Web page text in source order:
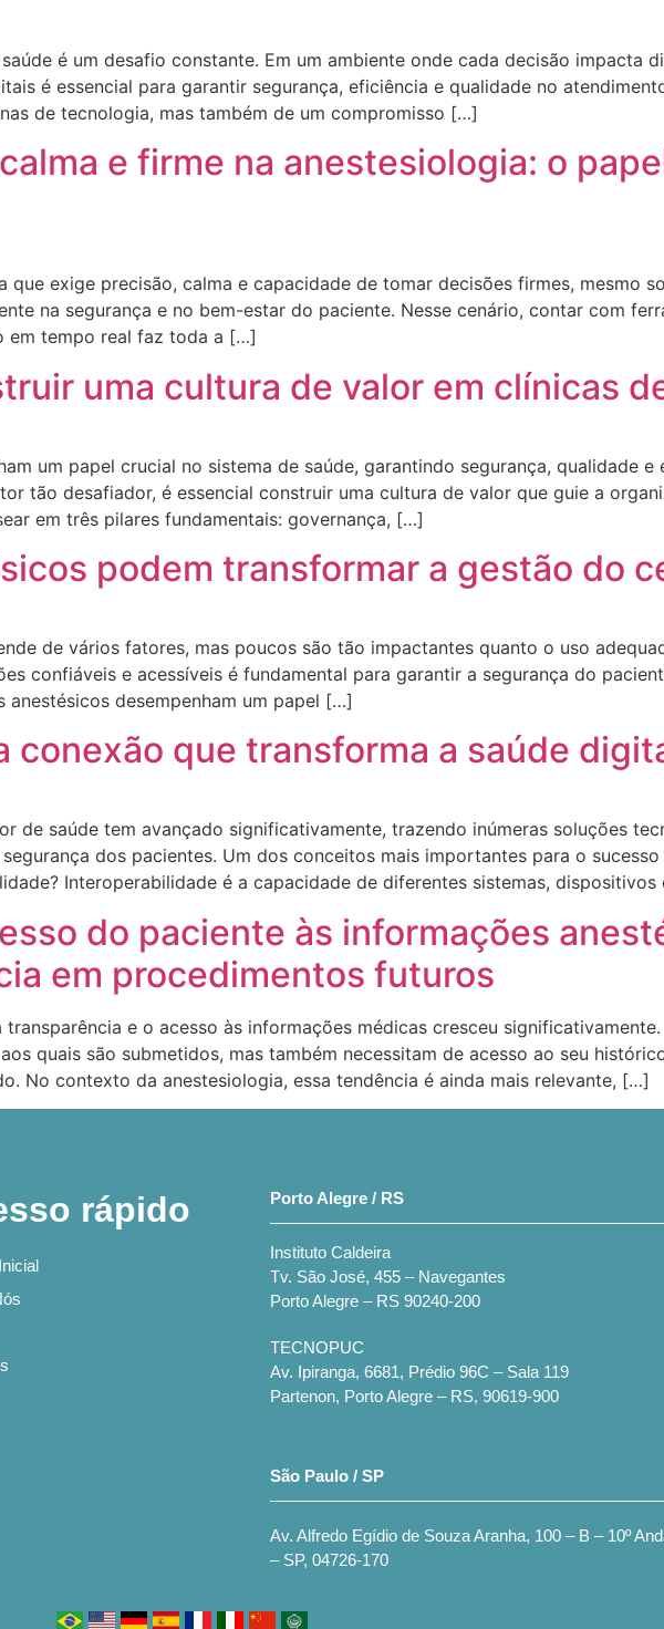
é um desafio constante. Em um ambiente onde cada decisão impacta
é essencial para garantir segurança, eficiência e qualidade no
de tecnologia, mas também de um compromisso […]
e firme na anestesiologia: o
que exige precisão, calma e capacidade de tomar decisões firmes, mesmo
na segurança e no bem-estar do paciente. Nesse cenário, contar com
em tempo real faz toda a […]
uma cultura de valor em clínicas
um papel crucial no sistema de saúde, garantindo segurança, qualidade
tão desafiador, é essencial construir uma cultura de valor que guie a
em três pilares fundamentais: governança, […]
podem transformar a gestão do
de vários fatores, mas poucos são tão impactantes quanto o uso
confiáveis e acessíveis é fundamental para garantir a segurança do
desempenham um papel […]
conexão que transforma a saúde
de saúde tem avançado significativamente, trazendo inúmeras soluções
dos pacientes. Um dos conceitos mais importantes para o
Interoperabilidade é a capacidade de diferentes sistemas,
do paciente às informações
em procedimentos futuros
e o acesso às informações médicas cresceu
quais são submetidos, mas também necessitam de acesso ao seu
No contexto da anestesiologia, essa tendência é ainda mais relevante, […]
rápido Porto Alegre / RS
Instituto Caldeira
Tv. São José, 455 – Navegantes
Porto Alegre – RS 90240-200
TECNOPUC
Av. Ipiranga, 6681, Prédio 96C – Sala 119
Partenon, Porto Alegre – RS, 90619-900
São Paulo / SP
Av. Alfredo Egídio de Souza Aranha, 100 – B – 10º
– SP, 04726-170